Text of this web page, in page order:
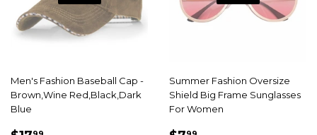
Men's Fashion Baseball Cap -
Brown,Wine Red,Black,Dark
Blue
Summer Fashion Oversize
Shield Big Frame Sunglasses
For Women